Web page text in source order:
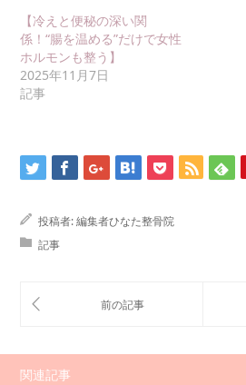
【冷えと便秘の深い関
係！“腸を温める”だけで女性
ホルモンも整う】
2025年11月7日
記事
投稿者:編集者ひなた整骨院
記事
関連記事